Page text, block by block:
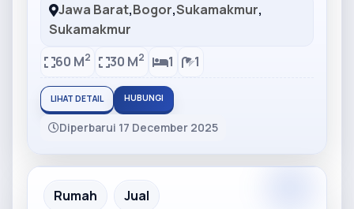
Jawa Barat,Bogor,Sukamakmur,
Sukamakmur
60 M2 30 M2 1 1
LIHAT DETAIL HUBUNGI
Diperbarui 17 December 2025
Partner Ad
Rumah Jual